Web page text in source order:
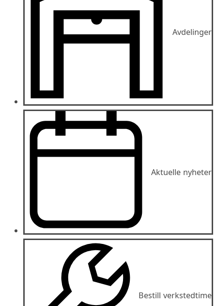
Avdelinger
Aktuelle nyheter
Bestill verkstedtime